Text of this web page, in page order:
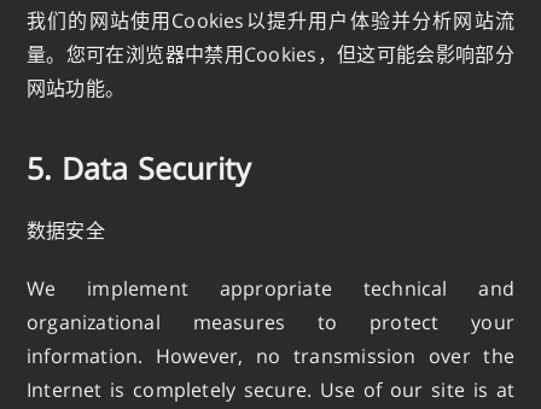
我们的网站使用Cookies以提升用户体验并分析网站流
量。您可在浏览器中禁用Cookies，但这可能会影响部分
网站功能。
5. Data Security
数据安全
We implement appropriate technical and
organizational measures to protect your
information. However, no transmission over the
Internet is completely secure. Use of our site is at